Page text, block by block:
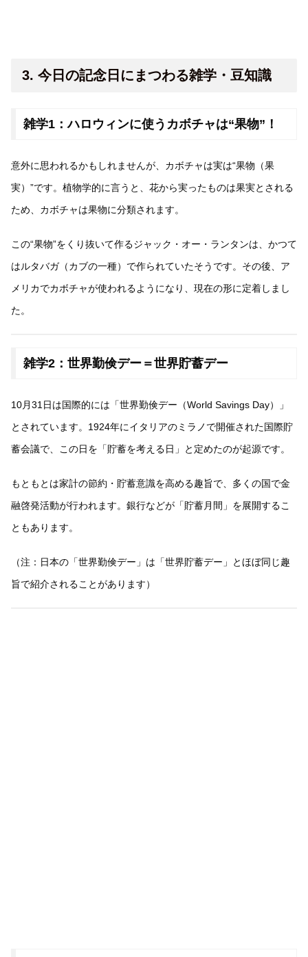
3. 今日の記念日にまつわる雑学・豆知識
雑学1：ハロウィンに使うカボチャは“果物”！
意外に思われるかもしれませんが、カボチャは実は“果物（果
実）”です。植物学的に言うと、花から実ったものは果実とされる
ため、カボチャは果物に分類されます。
この“果物”をくり抜いて作るジャック・オー・ランタンは、かつて
はルタバガ（カブの一種）で作られていたそうです。その後、ア
メリカでカボチャが使われるようになり、現在の形に定着しまし
た。
雑学2：世界勤倹デー＝世界貯蓄デー
10月31日は国際的には「世界勤倹デー（World Savings Day）」
とされています。1924年にイタリアのミラノで開催された国際貯
蓄会議で、この日を「貯蓄を考える日」と定めたのが起源です。
もともとは家計の節約・貯蓄意識を高める趣旨で、多くの国で金
融啓発活動が行われます。銀行などが「貯蓄月間」を展開するこ
ともあります。
（注：日本の「世界勤倹デー」は「世界貯蓄デー」とほぼ同じ趣
旨で紹介されることがあります）